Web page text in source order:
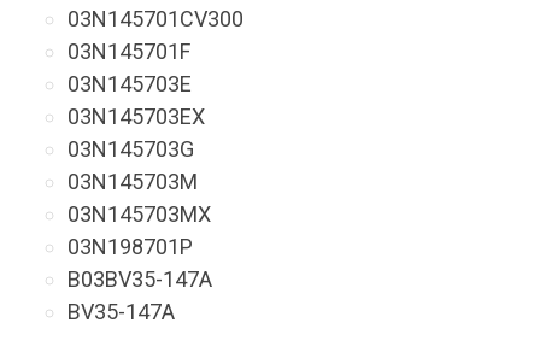
03N145701CV300
03N145701F
03N145703E
03N145703EX
03N145703G
03N145703M
03N145703MX
03N198701P
B03BV35-147A
BV35-147A